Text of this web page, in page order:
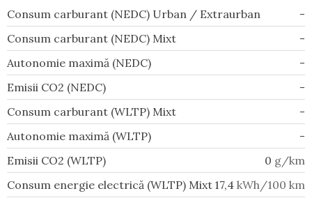
Consum carburant (NEDC) Urban / Extraurban
-
Consum carburant (NEDC) Mixt
-
Autonomie maximă (NEDC)
-
Emisii CO2 (NEDC)
-
Consum carburant (WLTP) Mixt
-
Autonomie maximă (WLTP)
-
Emisii CO2 (WLTP)
0 g/km
Consum energie electrică (WLTP) Mixt 17,4 kWh/100 km